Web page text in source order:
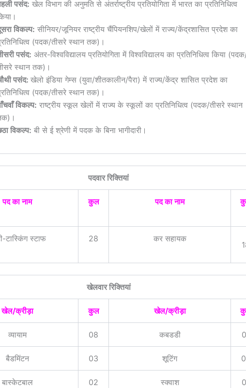
पसंद: खेल विभाग की अनुमति से अंतर्राष्ट्रीय प्रतियोगिता में भारत का प्रतिनिधित्व
विकल्प: सीनियर/जूनियर राष्ट्रीय चैंपियनशिप/खेलों में राज्य/केंद्रशासित प्रदेश का
(पदक/तीसरे स्थान तक)।
पसंद: अंतर-विश्वविद्यालय प्रतियोगिता में विश्वविद्यालय का प्रतिनिधित्व किया
स्थान तक)।
पसंद: खेलो इंडिया गेम्स (युवा/शीतकालीन/पैरा) में राज्य/केंद्र शासित प्रदेश का
(पदक/तीसरे स्थान तक)।
विकल्प: राष्ट्रीय स्कूल खेलों में राज्य के स्कूलों का प्रतिनिधित्व (पदक/तीसरे स्थान
विकल्प: बी से ई श्रेणी में पदक के बिना भागीदारी।
पदवार रिक्तियां
पद का नाम कुल पद का नाम
टास्किंग स्टाफ 28 कर सहायक
खेलवार रिक्तियां
खेल/क्रीड़ा कुल खेल/क्रीड़ा
व्यायाम 08 कबडडी
बैडमिंटन 03 शूटिंग
बास्केटबाल 02 स्क्वाश